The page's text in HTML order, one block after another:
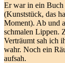
Er war in ein Buch
(Kunststück, das
Moment). Ab und
schmalen Lippen.
Verträumt sah ich
wahr. Noch ein
aufsah.